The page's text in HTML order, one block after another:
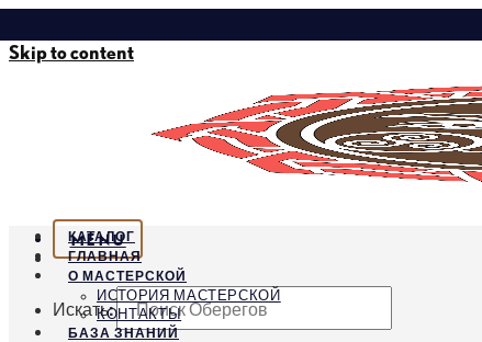
Skip to content
MENU
Искать:
КАТАЛОГ
ГЛАВНАЯ
О МАСТЕРСКОЙ
ИСТОРИЯ МАСТЕРСКОЙ
КОНТАКТЫ
БАЗА ЗНАНИЙ